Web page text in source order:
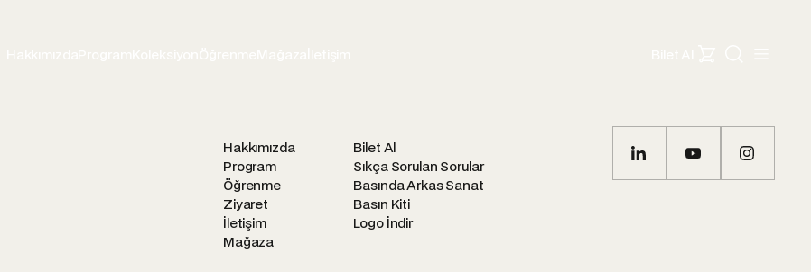
Hakkımızda
Program
Öğrenme
Ziyaret
İletişim
Mağaza
Bilet Al
Sıkça Sorulan Sorular
Basında Arkas Sanat
Basın Kiti
Logo İndir